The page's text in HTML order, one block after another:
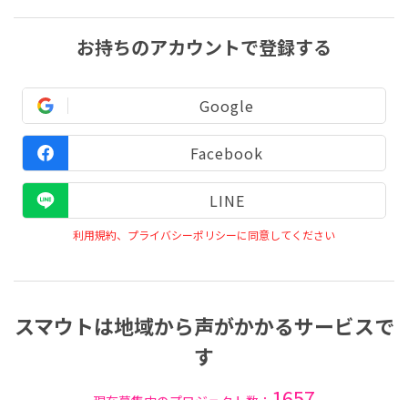
お持ちのアカウントで登録する
Google
Facebook
LINE
利用規約、プライバシーポリシーに同意してください
スマウトは地域から声がかかるサービスで
す